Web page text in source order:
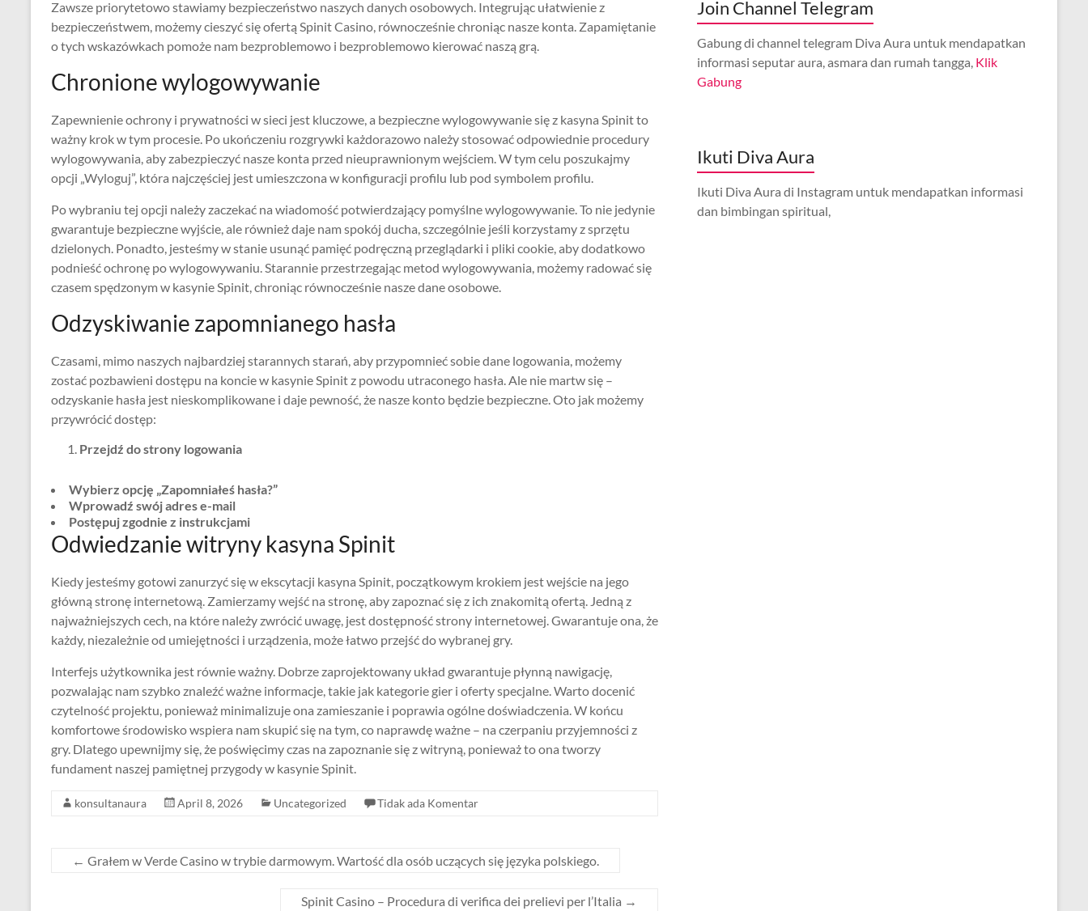
Zawsze priorytetowo stawiamy bezpieczeństwo naszych danych osobowych. Integrując ułatwienie z
bezpieczeństwem, możemy cieszyć się ofertą Spinit Casino, równocześnie chroniąc nasze konta. Zapamiętanie
o tych wskazówkach pomoże nam bezproblemowo i bezproblemowo kierować naszą grą.
Chronione wylogowywanie
Zapewnienie ochrony i prywatności w sieci jest kluczowe, a bezpieczne wylogowywanie się z kasyna Spinit to
ważny krok w tym procesie. Po ukończeniu rozgrywki każdorazowo należy stosować odpowiednie procedury
wylogowywania, aby zabezpieczyć nasze konta przed nieuprawnionym wejściem. W tym celu poszukajmy
opcji „Wyloguj”, która najczęściej jest umieszczona w konfiguracji profilu lub pod symbolem profilu.
Po wybraniu tej opcji należy zaczekać na wiadomość potwierdzający pomyślne wylogowywanie. To nie jedynie
gwarantuje bezpieczne wyjście, ale również daje nam spokój ducha, szczególnie jeśli korzystamy z sprzętu
dzielonych. Ponadto, jesteśmy w stanie usunąć pamięć podręczną przeglądarki i pliki cookie, aby dodatkowo
podnieść ochronę po wylogowywaniu. Starannie przestrzegając metod wylogowywania, możemy radować się
czasem spędzonym w kasynie Spinit, chroniąc równocześnie nasze dane osobowe.
Odzyskiwanie zapomnianego hasła
Czasami, mimo naszych najbardziej starannych starań, aby przypomnieć sobie dane logowania, możemy
zostać pozbawieni dostępu na koncie w kasynie Spinit z powodu utraconego hasła. Ale nie martw się –
odzyskanie hasła jest nieskomplikowane i daje pewność, że nasze konto będzie bezpieczne. Oto jak możemy
przywrócić dostęp:
Przejdź do strony logowania
Wybierz opcję „Zapomniałeś hasła?”
Wprowadź swój adres e-mail
Postępuj zgodnie z instrukcjami
Odwiedzanie witryny kasyna Spinit
Kiedy jesteśmy gotowi zanurzyć się w ekscytacji kasyna Spinit, początkowym krokiem jest wejście na jego
główną stronę internetową. Zamierzamy wejść na stronę, aby zapoznać się z ich znakomitą ofertą. Jedną z
najważniejszych cech, na które należy zwrócić uwagę, jest dostępność strony internetowej. Gwarantuje ona, że
każdy, niezależnie od umiejętności i urządzenia, może łatwo przejść do wybranej gry.
Interfejs użytkownika jest równie ważny. Dobrze zaprojektowany układ gwarantuje płynną nawigację,
pozwalając nam szybko znaleźć ważne informacje, takie jak kategorie gier i oferty specjalne. Warto docenić
czytelność projektu, ponieważ minimalizuje ona zamieszanie i poprawia ogólne doświadczenia. W końcu
komfortowe środowisko wspiera nam skupić się na tym, co naprawdę ważne – na czerpaniu przyjemności z
gry. Dlatego upewnijmy się, że poświęcimy czas na zapoznanie się z witryną, ponieważ to ona tworzy
fundament naszej pamiętnej przygody w kasynie Spinit.
konsultanaura April 8, 2026 Uncategorized Tidak ada Komentar
← Grałem w Verde Casino w trybie darmowym. Wartość dla osób uczących się języka polskiego.
Spinit Casino – Procedura di verifica dei prelievi per l’Italia →
Join Channel Telegram
Gabung di channel telegram Diva Aura untuk mendapatkan
informasi seputar aura, asmara dan rumah tangga, Klik
Gabung
Ikuti Diva Aura
Ikuti Diva Aura di Instagram untuk mendapatkan informasi
dan bimbingan spiritual,